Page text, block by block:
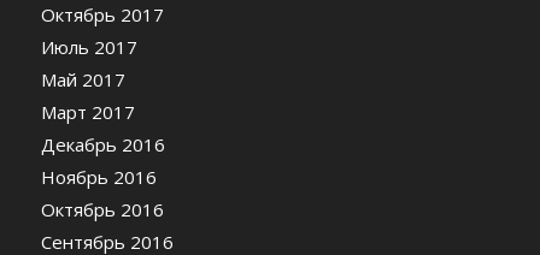
Октябрь 2017
Июль 2017
Май 2017
Март 2017
Декабрь 2016
Ноябрь 2016
Октябрь 2016
Сентябрь 2016